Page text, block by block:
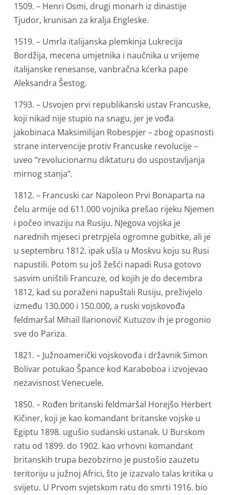
1509. – Henri Osmi, drugi monarh iz dinastije
Tjudor, krunisan za kralja Engleske.
1519. – Umrla italijanska plemkinja Lukrecija
Bordžija, mecena umjetnika i naučnika u vrijeme
italijanske renesanse, vanbračna kćerka pape
Aleksandra Šestog.
1793. – Usvojen prvi republikanski ustav Francuske,
koji nikad nije stupio na snagu, jer je vođa
jakobinaca Maksimilijan Robespjer – zbog opasnosti
strane intervencije protiv Francuske revolucije –
uveo “revolucionarnu diktaturu do uspostavljanja
mirnog stanja”.
1812. – Francuski car Napoleon Prvi Bonaparta na
čelu armije od 611.000 vojnika prešao rijeku Njemen
i počeo invaziju na Rusiju. NJegova vojska je
narednih mjeseci pretrpjela ogromne gubitke, ali je
u septembru 1812. ipak ušla u Moskvu koju su Rusi
napustili. Potom su još žešći napadi Rusa gotovo
sasvim uništili Francuze, od kojih je do decembra
1812, kad su poraženi napuštali Rusiju, preživjelo
između 130.000 i 150.000, a ruski vojskovođa
feldmaršal Mihail Ilarionovič Kutuzov ih je progonio
sve do Pariza.
1821. – Južnoamerički vojskovođa i državnik Simon
Bolivar potukao Špance kod Karaboboa i izvojevao
nezavisnost Venecuele.
1850. – Rođen britanski feldmaršal Horejšo Herbert
Kičiner, koji je kao komandant britanske vojske u
Egiptu 1898. ugušio sudanski ustanak. U Burskom
ratu od 1899. do 1902. kao vrhovni komandant
britanskih trupa bezobzirno je pustošio zauzetu
teritoriju u južnoj Africi, što je izazvalo talas kritika u
svijetu. U Prvom svjetskom ratu do smrti 1916. bio